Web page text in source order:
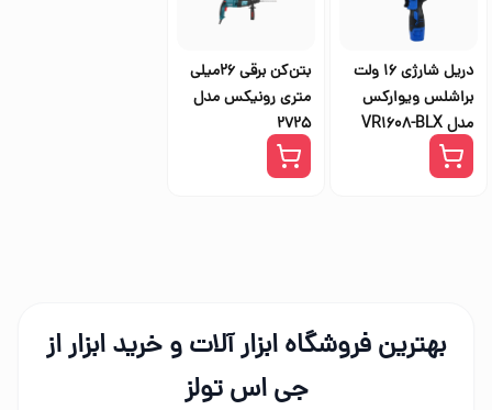
دریل شارژی 16 ولت
براشلس ویوارکس
مدل VR1608-BLX
بتن‌کن برقی 26میلی
متری رونیکس مدل
2725
بهترین فروشگاه ابزار آلات و خرید ابزار از
جی اس تولز